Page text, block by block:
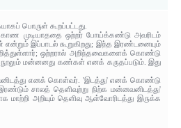
பொருள் கூறப்பட்டது.
காண முடியாததை ஒற்றர் போய்க்கண்டு அவரிடம்
இப்பாடல் கூறுகிறது; இந்த இரண்டனையும்
ஒற்றரால் அறிந்தவைகளைக் கொண்டு
மன்னனது கண்கள் எனக் கருதப்படும். இது
எனக் கொள்வர். 'இடத்து' எனக் கொண்டு
சாலத் தெளிவுற்று நிற்க மன்னவனிடத்து'
அறியும் தெளிவு ஆள்வோரிடத்து இருக்க